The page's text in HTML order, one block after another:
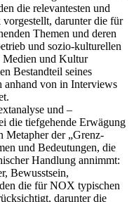
die relevantesten und
darunter die für
Themen und deren
und sozio-kulturellen
Medien und Kultur
Bestandteil seines
anhand von in Interviews
und –
die tiefgehende Erwägung
Metapher der „Grenz-
und Bedeutungen, die
Handlung annimmt:
Bewusstsein,
die für NOX typischen
darunter die